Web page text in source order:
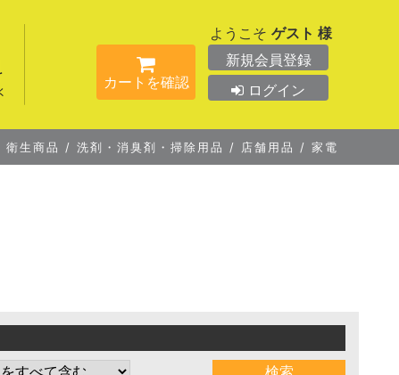
ようこそ ゲスト 様
新規会員登録
ログイン
カートを確認
衛生商品 / 洗剤・消臭剤・掃除用品 / 店舗用品 / 家電